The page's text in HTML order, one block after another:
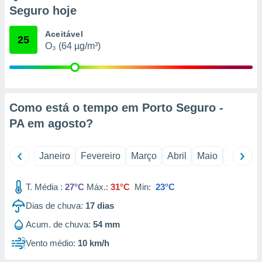
qual se
tal,
ou opor-
qualquer
de
ou aceder
num
para
Seguro hoje
25 Aceitável
O₃ (64 µg/m³)
Como está o tempo em Porto Seguro -
PA em agosto?
Janeiro Fevereiro Março Abril Maio Junho
T. Média : 27°C Máx.: 31°C Min: 23°C
Dias de chuva: 17 dias
Acum. de chuva: 54 mm
Vento médio: 10 km/h